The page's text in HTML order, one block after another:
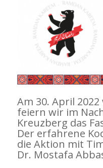
Am 30. April 2022
feiern wir im
Kreuzberg das
Der erfahrene
die Aktion mit
Dr. Mostafa